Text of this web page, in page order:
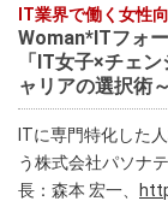
IT業界で働く女性
Woman*ITフォ
「IT女子×チェ
ャリアの選択術～
ITに専門特化した
う株式会社パソナ
長：森本 宏一、